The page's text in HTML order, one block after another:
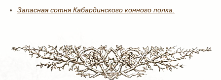
Запасная сотня Кабардинского конного полка.